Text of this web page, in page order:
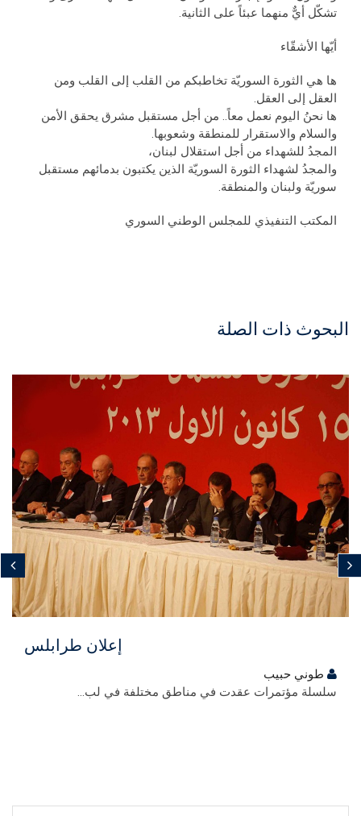
تشكّل أيٌّ منهما عبئاً على الثانية.
أيّها الأشقّاء
ها هي الثورة السوريّة تخاطبكم من القلب إلى القلب ومن
العقل إلى العقل.
ها نحنُ اليوم نعمل معاً.. من أجل مستقبل مشرق يحقق الأمن
والسلام والاستقرار للمنطقة وشعوبها.
المجدُ للشهداء من أجل استقلال لبنان،
والمجدُ لشهداء الثورة السوريّة الذين يكتبون بدمائهم مستقبل
سوريّة ولبنان والمنطقة.
المكتب التنفيذي للمجلس الوطني السوري
البحوث ذات الصلة
مجاني
إعلان طرابلس
سلسلة مؤتمرات عقدت في مناطق مختلفة في لب...